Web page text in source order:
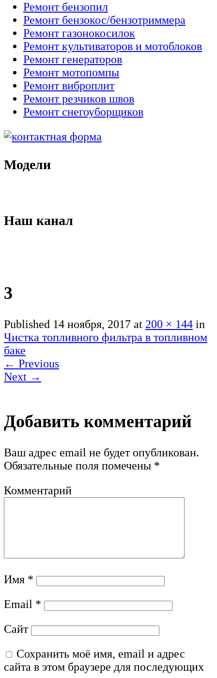
Ремонт бензопил
Ремонт бензокос/бензотриммера
Ремонт газонокосилок
Ремонт культиваторов и мотоблоков
Ремонт генераторов
Ремонт мотопомпы
Ремонт виброплит
Ремонт резчиков швов
Ремонт снегоуборщиков
Модели
Наш канал
3
Published 14 ноября, 2017 at 200 × 144 in
Чистка топливного фильтра в топливном
баке
← Previous
Next →
Добавить комментарий
Ваш адрес email не будет опубликован.
Обязательные поля помечены *
Комментарий
Имя *
Email *
Сайт
Сохранить моё имя, email и адрес
сайта в этом браузере для последующих